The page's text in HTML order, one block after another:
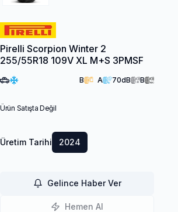
Pirelli Scorpion Winter 2
255/55R18 109V XL M+S 3PMSF
B A 70dB B
Ürün Satışta Değil
Üretim Tarihi 2024
Gelince Haber Ver
Hemen Al